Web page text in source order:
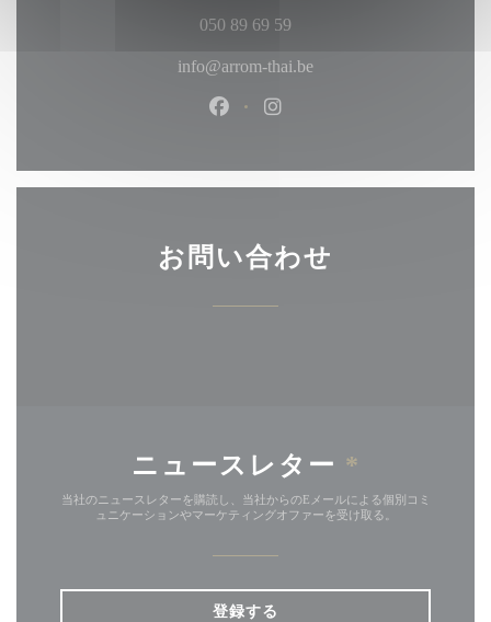
050 89 69 59
info@arrom-thai.be
Facebook ((新しいウィンドウ
お問い合わせ
ニュースレター *
当社のニュースレターを購読し、当社からのEメールによる個別コミ
ュニケーションやマーケティングオファーを受け取る。
登録する